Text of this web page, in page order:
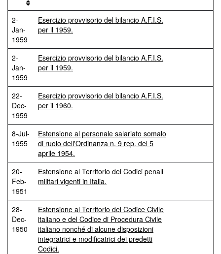
2-
Jan-
1959
Esercizio provvisorio del bilancio A.F.I.S.
per il 1959.
2-
Jan-
1959
Esercizio provvisorio del bilancio A.F.I.S.
per il 1959.
22-
Dec-
1959
Esercizio provvisorio del bilancio A.F.I.S.
per il 1960.
8-Jul-
1955
Estensione al personale salariato somalo
di ruolo dell'Ordinanza n. 9 rep. del 5
aprile 1954.
20-
Feb-
1951
Estensione al Territorio dei Codici penali
militari vigenti in Italia.
28-
Dec-
1950
Estensione al Territorio del Codice Civile
italiano e del Codice di Procedura Civile
italiano nonché di alcune disposizioni
integratrici e modificatrici dei predetti
Codici.